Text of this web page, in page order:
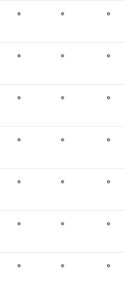
۰ ۰ ۰
۰ ۰ ۰
۰ ۰ ۰
۰ ۰ ۰
۰ ۰ ۰
۰ ۰ ۰
۰ ۰ ۰